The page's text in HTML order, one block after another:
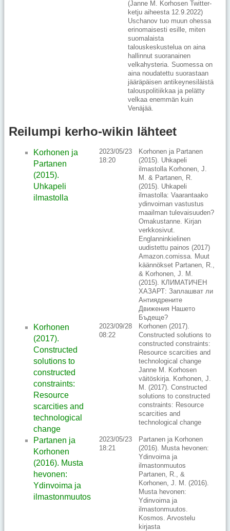
(Janne M. Korhosen Twitter-
ketju aiheesta 12.9.2022)
Uschanov tuo muun ohessa
erinomaisesti esille, miten
suomalaista
talouskeskustelua on aina
hallinnut suoranainen
velkahysteria. Suomessa on
aina noudatettu suorastaan
jääräpäisen antikeynesiläistä
talouspolitiikkaa ja pelätty
velkaa enemmän kuin
Venäjää.
Reilumpi kerho-wikin lähteet
Korhonen ja
Partanen
(2015).
Uhkapeli
ilmastolla
2023/05/23
18:20
Korhonen ja Partanen
(2015). Uhkapeli
ilmastolla Korhonen, J.
M. & Partanen, R.
(2015). Uhkapeli
ilmastolla: Vaarantaako
ydinvoiman vastustus
maailman tulevaisuuden?
Omakustanne. Kirjan
verkkosivut.
Englanninkielinen
uudistettu painos (2017)
Amazon.comissa. Muut
käännökset Partanen, R.,
& Korhonen, J. M.
(2015). КЛИМАТИЧЕН
ХАЗАРТ: Заплашват ли
Антиядрените
Движения Нашето
Бъдеще?
Korhonen
(2017).
Constructed
solutions to
constructed
constraints:
Resource
scarcities and
technological
change
2023/09/28
08:22
Korhonen (2017).
Constructed solutions to
constructed constraints:
Resource scarcities and
technological change
Janne M. Korhosen
väitöskirja. Korhonen, J.
M. (2017). Constructed
solutions to constructed
constraints: Resource
scarcities and
technological change
Partanen ja
Korhonen
(2016). Musta
hevonen:
Ydinvoima ja
ilmastonmuutos
2023/05/23
18:21
Partanen ja Korhonen
(2016). Musta hevonen:
Ydinvoima ja
ilmastonmuutos
Partanen, R., &
Korhonen, J. M. (2016).
Musta hevonen:
Ydinvoima ja
ilmastonmuutos.
Kosmos. Arvostelu
kirjasta